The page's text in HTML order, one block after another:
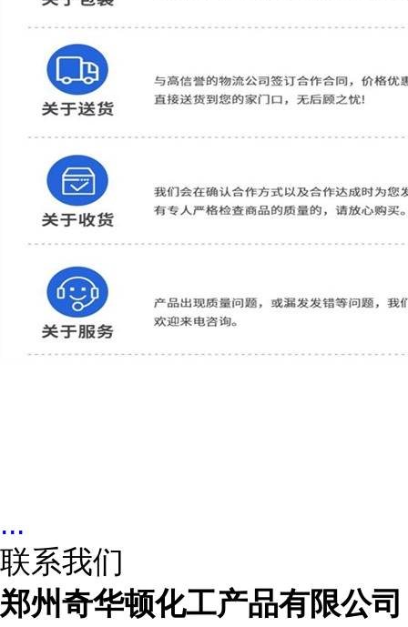
...
联系我们
郑州奇华顿化工产品有限公司